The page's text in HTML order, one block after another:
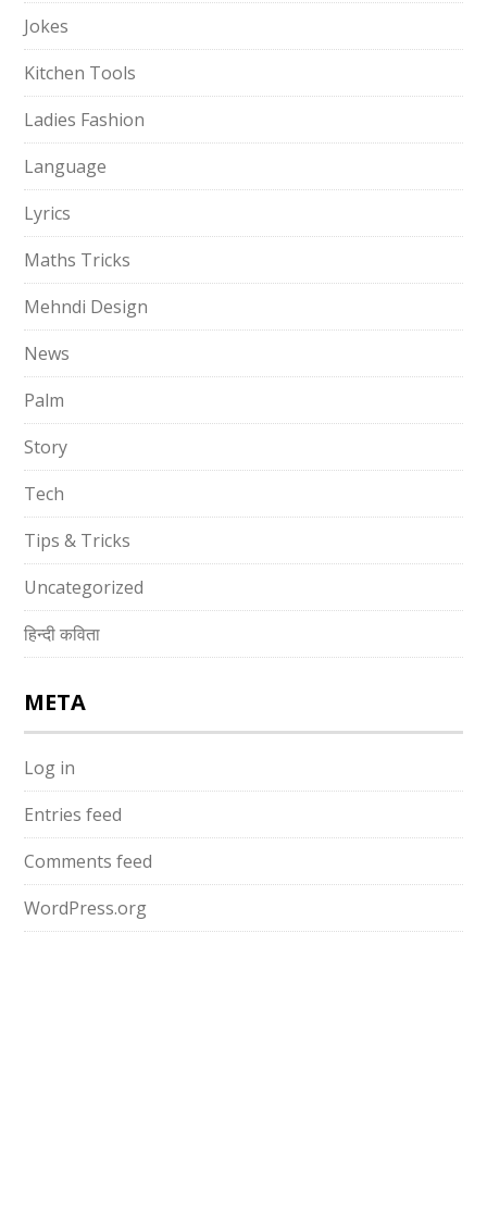
Jokes
Kitchen Tools
Ladies Fashion
Language
Lyrics
Maths Tricks
Mehndi Design
News
Palm
Story
Tech
Tips & Tricks
Uncategorized
हिन्दी कविता
META
Log in
Entries feed
Comments feed
WordPress.org